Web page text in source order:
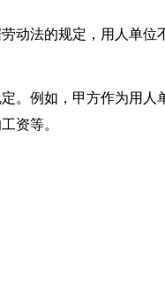
动法的规定，用人单
。例如，甲方作为用
资等。